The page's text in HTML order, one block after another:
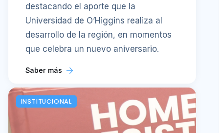
destacando el aporte que la
Universidad de O’Higgins realiza al
desarrollo de la región, en momentos
que celebra un nuevo aniversario.
Saber más
INSTITUCIONAL